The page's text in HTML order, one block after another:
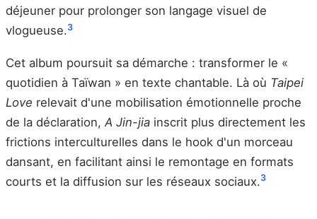
déjeuner pour prolonger son langage visuel de
vlogueuse.3
Cet album poursuit sa démarche : transformer le «
quotidien à Taïwan » en texte chantable. Là où Taipei
Love relevait d'une mobilisation émotionnelle proche
de la déclaration, A Jin-jia inscrit plus directement les
frictions interculturelles dans le hook d'un morceau
dansant, en facilitant ainsi le remontage en formats
courts et la diffusion sur les réseaux sociaux.3